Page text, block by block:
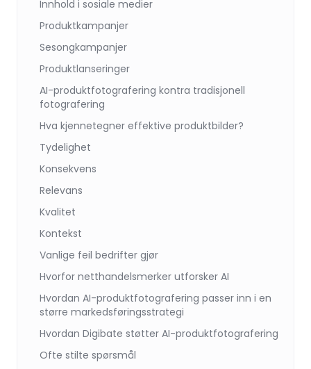
Innhold i sosiale medier
Produktkampanjer
Sesongkampanjer
Produktlanseringer
AI-produktfotografering kontra tradisjonell
fotografering
Hva kjennetegner effektive produktbilder?
Tydelighet
Konsekvens
Relevans
Kvalitet
Kontekst
Vanlige feil bedrifter gjør
Hvorfor netthandelsmerker utforsker AI
Hvordan AI-produktfotografering passer inn i en
større markedsføringsstrategi
Hvordan Digibate støtter AI-produktfotografering
Ofte stilte spørsmål